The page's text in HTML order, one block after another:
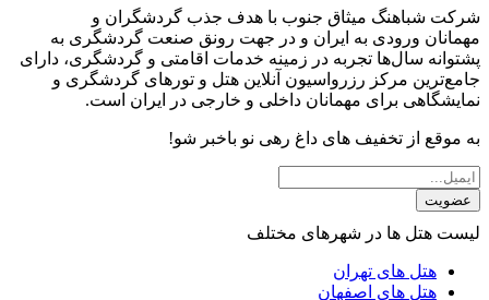
شرکت شباهنگ میثاق جنوب با هدف جذب گردشگران و
مهمانان ورودی به ایران و در جهت رونق صنعت گردشگری به
پشتوانه سال‌ها تجربه در زمینه خدمات اقامتی و گردشگری، دارای
جامع‌ترین مرکز رزرواسیون آنلاین هتل و تورهای گردشگری و
نمایشگاهی برای مهمانان داخلی و خارجی در ایران است.
به موقع از تخفیف های داغ رهی نو باخبر شو!
عضویت
لیست هتل ها در شهرهای مختلف
هتل های تهران
هتل های اصفهان